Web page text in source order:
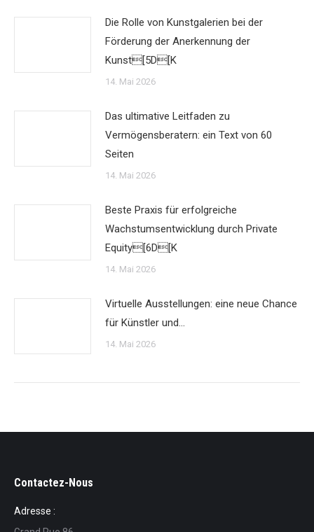
Die Rolle von Kunstgalerien bei der
Förderung der Anerkennung der
Kunst[5D[K
14. Mai 2026
Das ultimative Leitfaden zu
Vermögensberatern: ein Text von 60
Seiten
14. Mai 2026
Beste Praxis für erfolgreiche
Wachstumsentwicklung durch Private
Equity[6D[K
14. Mai 2026
Virtuelle Ausstellungen: eine neue Chance
für Künstler und…
14. Mai 2026
Contactez-Nous
Adresse :